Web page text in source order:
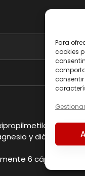
Para
cookies
y dióxido de
6 cápsulas